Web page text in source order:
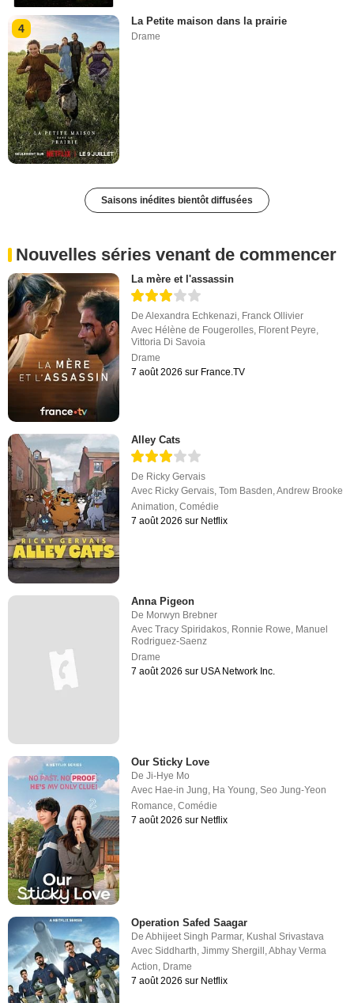
4
La Petite maison dans la prairie
Drame
Saisons inédites bientôt diffusées
Nouvelles séries venant de commencer
La mère et l'assassin
DeAlexandra Echkenazi, Franck Ollivier
Avec Hélène de Fougerolles, Florent Peyre,
Vittoria Di Savoia
Drame
7 août 2026 sur France.TV
Alley Cats
De Ricky Gervais
Avec Ricky Gervais,Tom Basden,Andrew Brooke
Animation,Comédie
7 août 2026 sur Netflix
Anna Pigeon
De Morwyn Brebner
AvecTracy Spiridakos Ronnie Rowe Manuel
Rodriguez-Saenz
Drame
7 août 2026 sur USA Network Inc.
Our Sticky Love
DeJi-Hye Mo
Avec Hae-in Jung, Ha Young,Seo Jung-Yeon
Romance,Comédie
7 août 2026 sur Netflix
Operation Safed Saagar
DeAbhijeet Singh Parmar, Kushal Srivastava
AvecSiddharth,Jimmy Shergill ,Abhay Verma
Action, Drame
7 août 2026 sur Netflix